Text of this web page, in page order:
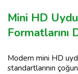
Mini HD Uydu
Formatlarını
Modern mini HD
standartlarının